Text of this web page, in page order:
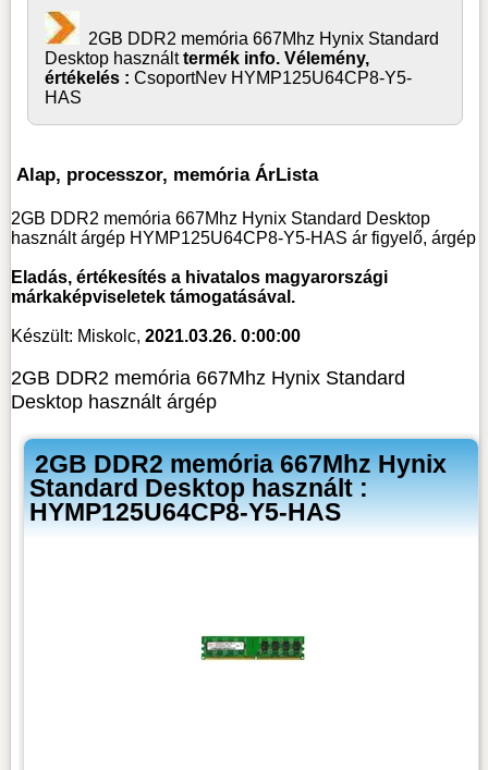
2GB DDR2 memória 667Mhz Hynix Standard
Desktop használttermék info. Vélemény,
értékelés : CsoportNev HYMP125U64CP8-Y5-
HAS
Alap, processzor, memória ÁrLista
2GB DDR2 memória 667Mhz Hynix Standard Desktop
használt árgép HYMP125U64CP8-Y5-HAS ár figyelő, árgép
Eladás, értékesítés a hivatalos magyarországi
márkaképviseletek támogatásával.
Készült: Miskolc, 2021.03.26. 0:00:00
2GB DDR2 memória 667Mhz Hynix Standard
Desktop használt árgép
2GB DDR2 memória 667Mhz Hynix
Standard Desktop használt :
HYMP125U64CP8-Y5-HAS